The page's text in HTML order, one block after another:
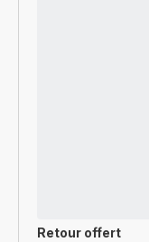
Retour offert